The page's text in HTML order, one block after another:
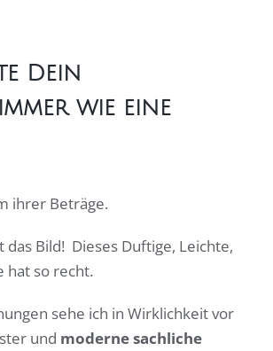
Dein
wie eine
ihrer Beträge.
das Bild! Dieses Duftige, Leichte,
hat so recht.
sehe ich in Wirklichkeit vor
und moderne sachliche